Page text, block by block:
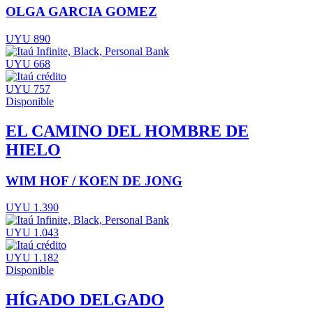
OLGA GARCIA GOMEZ
UYU 890
UYU 668
UYU 757
Disponible
EL CAMINO DEL HOMBRE DE
HIELO
WIM HOF / KOEN DE JONG
UYU 1.390
UYU 1.043
UYU 1.182
Disponible
HÍGADO DELGADO